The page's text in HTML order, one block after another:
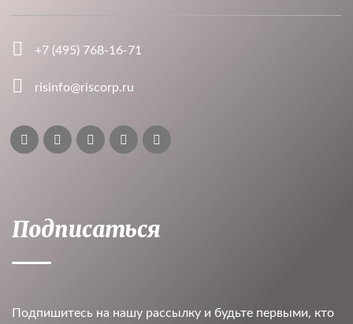
+7 (495) 768-16-71
risinfo@riscorp.ru
Подписаться
Подпишитесь на нашу рассылку и будьте первыми, кто